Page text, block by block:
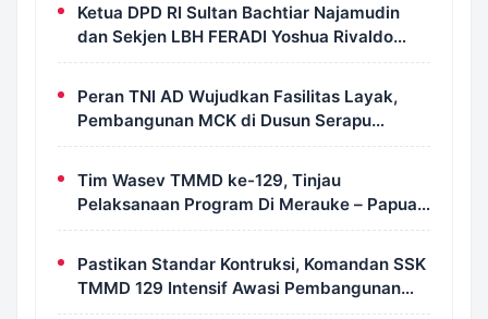
Ketua DPD RI Sultan Bachtiar Najamudin
dan Sekjen LBH FERADI Yoshua Rivaldo
Bahas Geopolitik dan Supremasi Hukum
Peran TNI AD Wujudkan Fasilitas Layak,
Pembangunan MCK di Dusun Serapu
Rampung Dikerjakan
Tim Wasev TMMD ke-129, Tinjau
Pelaksanaan Program Di Merauke – Papua
Selatan
Pastikan Standar Kontruksi, Komandan SSK
TMMD 129 Intensif Awasi Pembangunan
MCK di Wanam